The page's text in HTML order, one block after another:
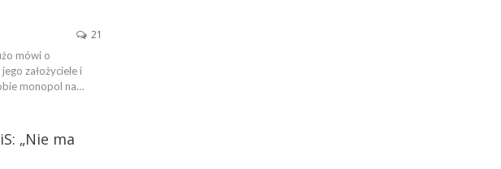
21
mówi o
założyciele i
monopol na…
„Nie ma